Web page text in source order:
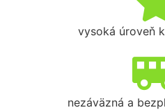
vysoká úroveň
nezáväzná a